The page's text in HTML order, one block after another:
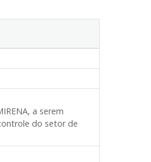
a serem
do setor de